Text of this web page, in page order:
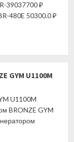
39037700 ₽
480E 50300.0 ₽
GYM U1100M
U1100M
BRONZE GYM